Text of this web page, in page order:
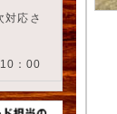
対応さ
：00